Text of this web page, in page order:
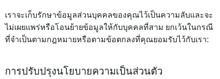
เราจะเก็บรักษาข้อมูลส่วนบุคคลของคุณไว้เป็นความลับและจะ
ไม่เผยแพร่หรือโอนย้ายข้อมูลให้กับบุคคลที่สาม ยกเว้นในกรณี
ที่จำเป็นตามกฎหมายหรือตามข้อตกลงที่คุณยอมรับไว้กับเรา:
การปรับปรุงนโยบายความเป็นส่วนตัว